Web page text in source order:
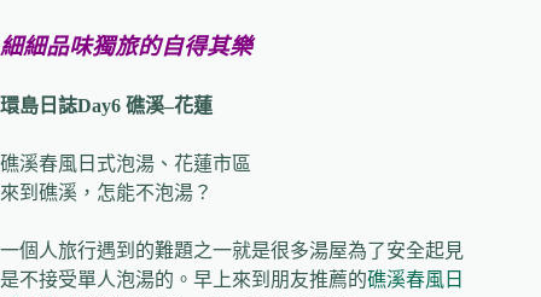
細細品味獨旅的自得其樂
環島日誌Day6 礁溪–花蓮
礁溪春風日式泡湯、花蓮市區
來到礁溪，怎能不泡湯？
一個人旅行遇到的難題之一就是很多湯屋為了安全起見
是不接受單人泡湯的。早上來到朋友推薦的礁溪春風日